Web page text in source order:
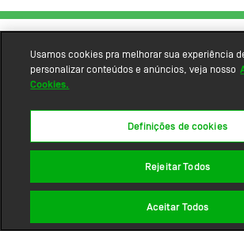
Usamos cookies pra melhorar sua experiência
personalizar conteúdos e anúncios, veja nosso
Cookies.
Definições de cookies
Rejeitar Todos
Aceitar Todos